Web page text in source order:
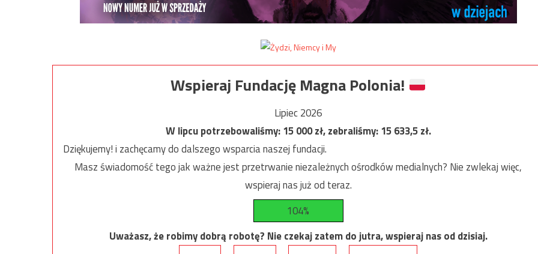
Wspieraj Fundację Magna Polonia!
Lipiec 2026
W lipcu potrzebowaliśmy:15 000zł, zebraliśmy:15 633,5zł.
Dziękujemy! i zachęcamy do dalszego wsparcia naszej fundacji.
Masz świadomość tego jak ważne jest przetrwanie niezależnych ośrodków medialnych? Nie zwlekaj więc,
wspieraj nas już od teraz.
104%
Uważasz, że robimy dobrą robotę? Nie czekaj zatem do jutra, wspieraj nas od dzisiaj.